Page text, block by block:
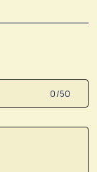
0 /50